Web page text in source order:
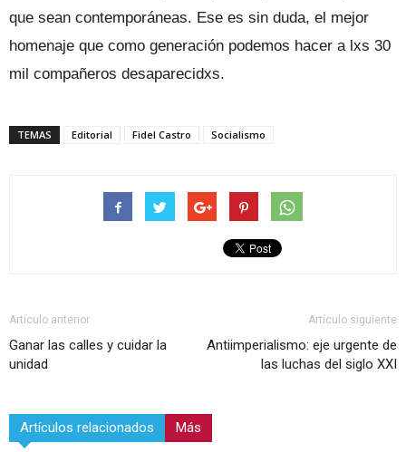
que sean contemporáneas. Ese es sin duda, el mejor
homenaje que como generación podemos hacer a lxs 30
mil compañeros desaparecidxs.
TEMAS Editorial Fidel Castro Socialismo
Artículo anterior
Ganar las calles y cuidar la
unidad
Artículo siguiente
Antiimperialismo: eje urgente de
las luchas del siglo XXI
Artículos relacionados Más